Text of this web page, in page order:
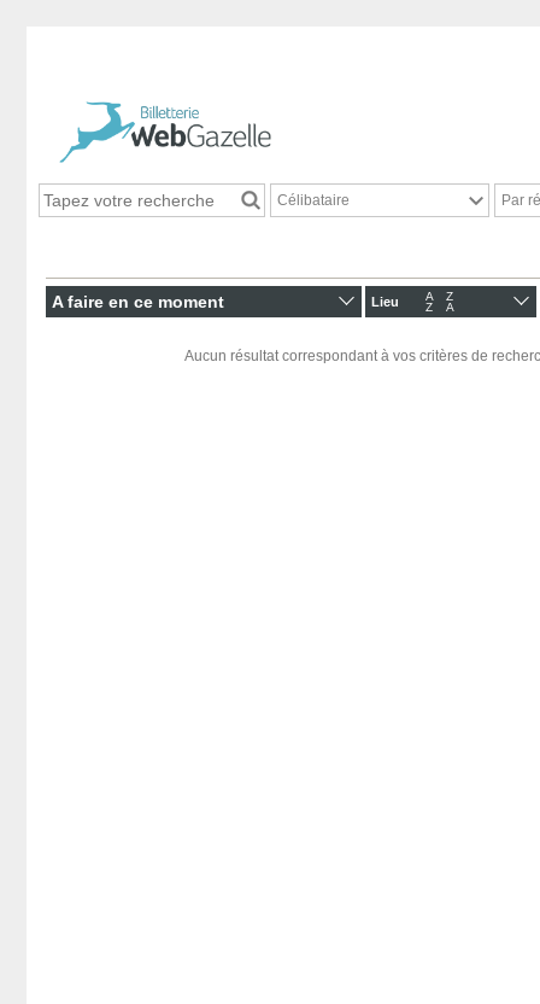
Célibataire Par
A faire en ce moment A
Z
Z
A
Lieu
Aucun résultat correspondant à vos critères de